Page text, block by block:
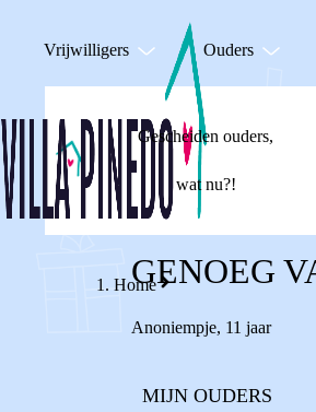
Vrijwilligers Ouders
Gescheiden ouders,
wat nu?!
Home
GENOEG
Anoniempje, 11 jaar
MIJN OUDERS